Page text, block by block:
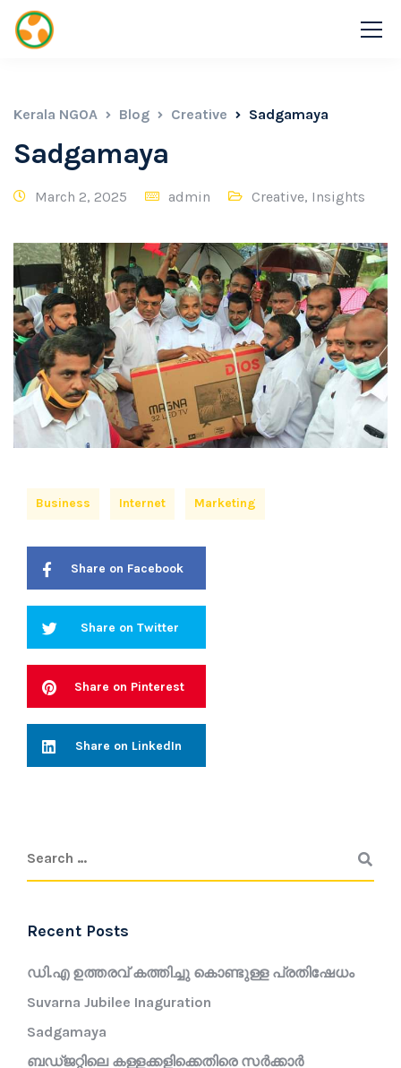
Kerala NGOA Blog Creative Sadgamaya
Sadgamaya
March 2, 2025 admin Creative, Insights
Business Internet Marketing
Share on Facebook
Share on Twitter
Share on Pinterest
Share on LinkedIn
Recent Posts
ഡി.എ ഉത്തരവ് കത്തിച്ചു കൊണ്ടുള്ള പ്രതിഷേധം
Suvarna Jubilee Inaguration
Sadgamaya
ബഡ്ജറ്റിലെ കള്ളക്കളിക്കെതിരെ സർക്കാർ